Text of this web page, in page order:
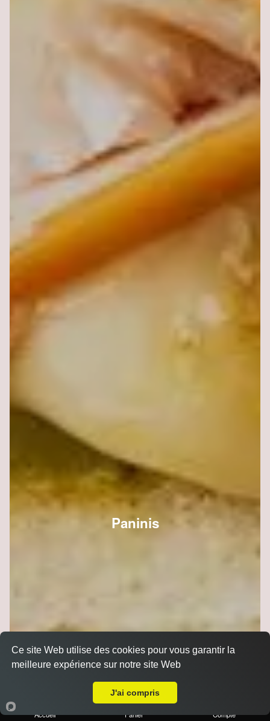
Paninis
Accueil Panier Compte
Ce site Web utilise des cookies pour vous garantir la
meilleure expérience sur notre site Web
J'ai compris